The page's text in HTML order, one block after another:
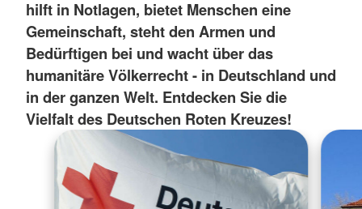
hilft in Notlagen, bietet Menschen eine
Gemeinschaft, steht den Armen und
Bedürftigen bei und wacht über das
humanitäre Völkerrecht - in Deutschland und
in der ganzen Welt. Entdecken Sie die
Vielfalt des Deutschen Roten Kreuzes!